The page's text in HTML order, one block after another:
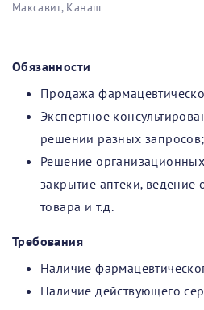
Максавит, Канаш
Обязанности
Продажа
Экспертное
решении разных запросов;
Решение
закрытие аптеки‚ ведение
товара и т.д.
Требования
Наличие
Наличие действующего